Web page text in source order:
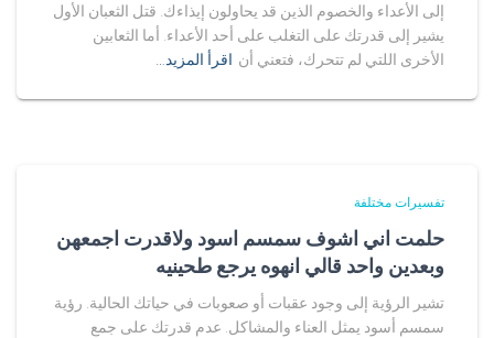
إلى الأعداء والخصوم الذين قد يحاولون إيذاءك. قتل الثعبان الأول
يشير إلى قدرتك على التغلب على أحد الأعداء. أما الثعابين
الأخرى اللتي لم تتحرك، فتعني أن اقرأ المزيد…
تفسيرات مختلفة
حلمت اني اشوف سمسم اسود ولاقدرت اجمعهن
وبعدين واحد قالي انهوه يرجع طحينيه
تشير الرؤية إلى وجود عقبات أو صعوبات في حياتك الحالية. رؤية
سمسم أسود يمثل العناء والمشاكل. عدم قدرتك على جمع